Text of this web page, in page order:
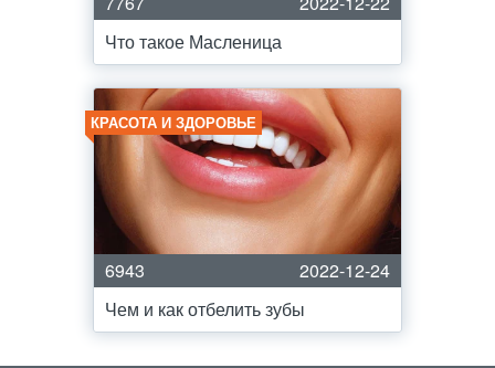
Что такое Масленица
КРАСОТА И ЗДОРОВЬЕ
6943
2022-12-24
Чем и как отбелить зубы